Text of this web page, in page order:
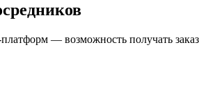
— возможность получать